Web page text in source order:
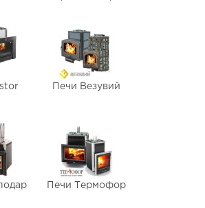
Печи Везувий
Печи Термофор